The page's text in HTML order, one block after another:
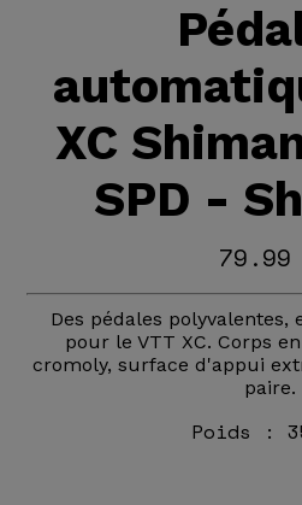
XC
SPD -
79.99
Des pédales polyvalentes,
pour le VTT XC. Corps
cromoly, surface d'appui
paire.
Poids :